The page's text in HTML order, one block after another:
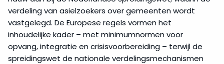
verdeling van asielzoekers over gemeenten wordt
vastgelegd. De Europese regels vormen het
inhoudelijke kader – met minimumnormen voor
opvang, integratie en crisisvoorbereiding – terwijl de
spreidingswet de nationale verdelingsmechanismen